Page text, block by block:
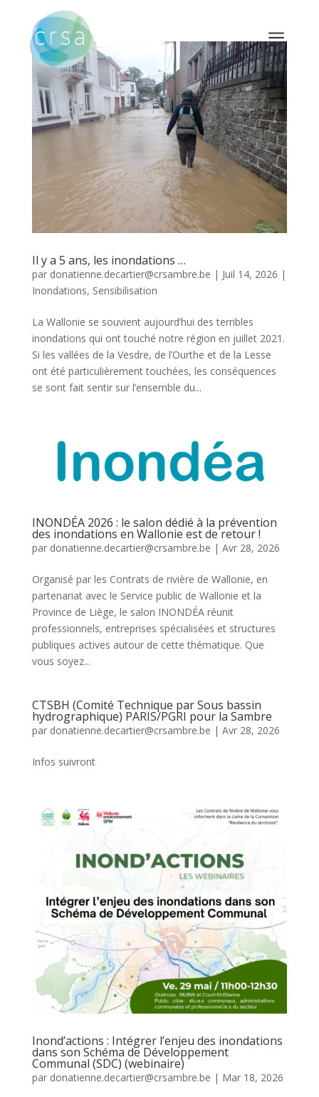
a
Il y a 5 ans, les inondations …
par donatienne.decartier@crsambre.be | Juil 14, 2026 |
Inondations, Sensibilisation
La Wallonie se souvient aujourd’hui des terribles
inondations qui ont touché notre région en juillet 2021.
Si les vallées de la Vesdre, de l’Ourthe et de la Lesse
ont été particulièrement touchées, les conséquences
se sont fait sentir sur l’ensemble du...
INONDÉA 2026 : le salon dédié à la prévention
des inondations en Wallonie est de retour !
par donatienne.decartier@crsambre.be | Avr 28, 2026
Organisé par les Contrats de rivière de Wallonie, en
partenariat avec le Service public de Wallonie et la
Province de Liège, le salon INONDÉA réunit
professionnels, entreprises spécialisées et structures
publiques actives autour de cette thématique. Que
vous soyez...
CTSBH (Comité Technique par Sous bassin
hydrographique) PARIS/PGRI pour la Sambre
par donatienne.decartier@crsambre.be | Avr 28, 2026
Infos suivront
Inond’actions : Intégrer l’enjeu des inondations
dans son Schéma de Développement
Communal (SDC) (webinaire)
par donatienne.decartier@crsambre.be | Mar 18, 2026